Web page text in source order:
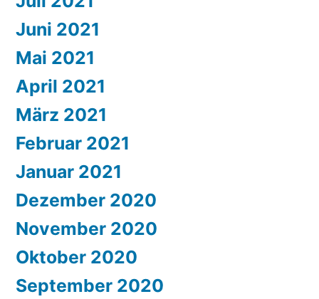
Juni 2021
Mai 2021
April 2021
März 2021
Februar 2021
Januar 2021
Dezember 2020
November 2020
Oktober 2020
September 2020